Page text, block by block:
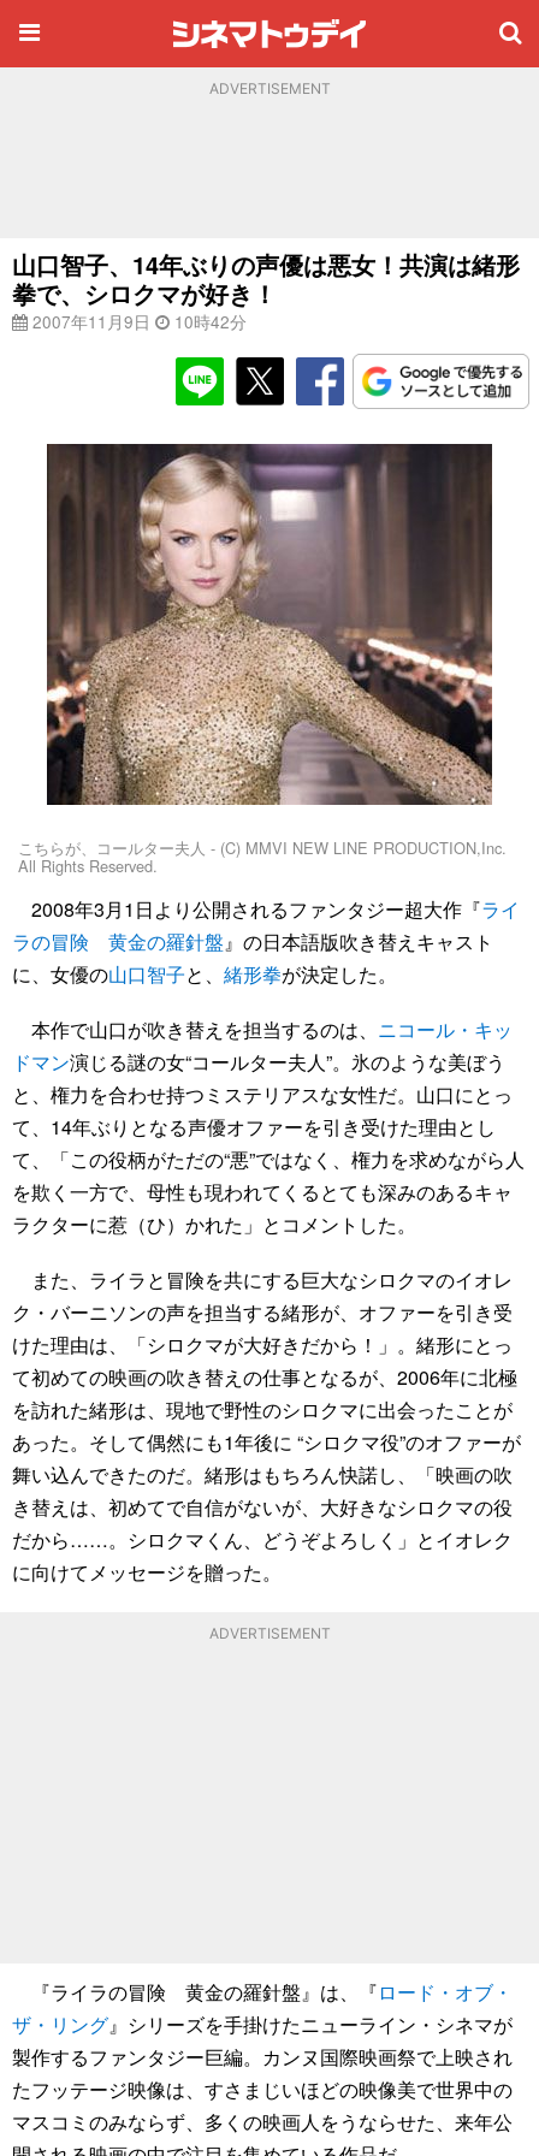
ADVERTISEMENT
山口智子、14年ぶりの声優は悪女！共演は緒形
拳で、シロクマが好き！
2007年11月9日 10時42分
こちらが、コールター夫人 - (C) MMVI NEW LINE PRODUCTION,Inc.
All Rights Reserved.
2008年3月1日より公開されるファンタジー超大作『ライ
ラの冒険 黄金の羅針盤』の日本語版吹き替えキャスト
に、女優の山口智子と、 緒形拳が決定した。
本作で山口が吹き替えを担当するのは、 ニコール・キッ
ドマン演じる謎の女“コールター夫人”。氷のような美ぼう
と、権力を合わせ持つミステリアスな女性だ。山口にとっ
て、14年ぶりとなる声優オファーを引き受けた理由とし
て、「この役柄がただの“悪”ではなく、権力を求めながら人
を欺く一方で、母性も現われてくるとても深みのあるキャ
ラクターに惹（ひ）かれた」とコメントした。
また、ライラと冒険を共にする巨大なシロクマのイオレ
ク・バーニソンの声を担当する緒形が、オファーを引き受
けた理由は、「シロクマが大好きだから！」。緒形にとっ
て初めての映画の吹き替えの仕事となるが、2006年に北極
を訪れた緒形は、現地で野性のシロクマに出会ったことが
あった。そして偶然にも1年後に “シロクマ役”のオファーが
舞い込んできたのだ。緒形はもちろん快諾し、「映画の吹
き替えは、初めてで自信がないが、大好きなシロクマの役
だから……。シロクマくん、どうぞよろしく」とイオレク
に向けてメッセージを贈った。
ADVERTISEMENT
『ライラの冒険 黄金の羅針盤』は、『ロード・オブ・
ザ・リング』シリーズを手掛けたニューライン・シネマが
製作するファンタジー巨編。カンヌ国際映画祭で上映され
たフッテージ映像は、すさまじいほどの映像美で世界中の
マスコミのみならず、多くの映画人をうならせた、来年公